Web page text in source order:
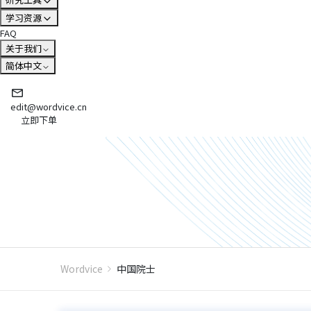
学习资源
FAQ
关于我们
简体中文
edit@wordvice.cn
立即下单
Wordvice 中国院士